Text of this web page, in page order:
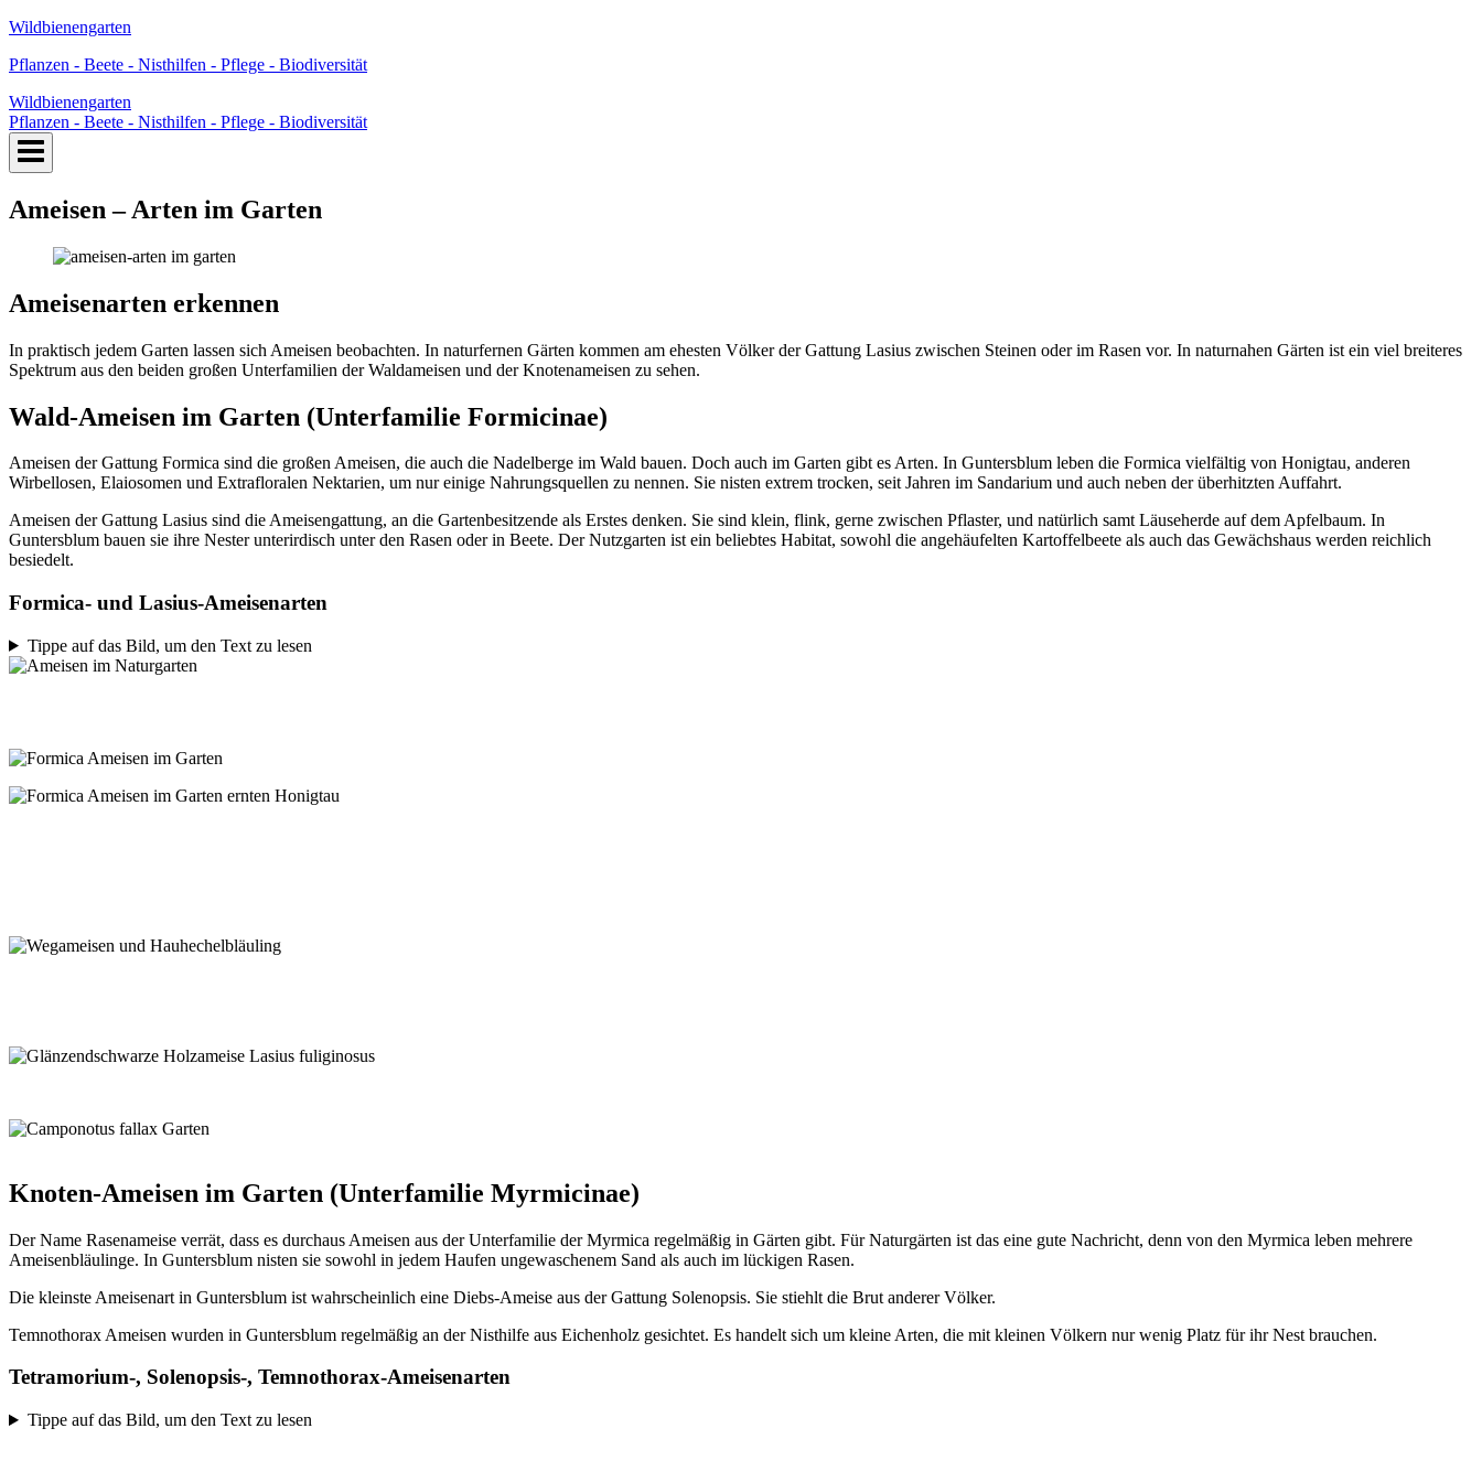
Zum
springen
Wildbienengarten
Pflanzen - Beete - Nisthilfen - Pflege - Biodiversität
Wildbienengarten
Pflanzen - Beete - Nisthilfen - Pflege - Biodiversität
Ameisen – Arten im Garten
Ameisenarten erkennen
In praktisch jedem Garten lassen sich Ameisen beobachten. In naturfernen Gärten kommen am ehesten Völker der Gattung Lasius zwischen Steinen oder im Rasen vor. In naturnahen Gärten ist ein viel breiteres
Spektrum aus den beiden großen Unterfamilien der Waldameisen und der Knotenameisen zu sehen.
Wald-Ameisen im Garten (Unterfamilie Formicinae)
Ameisen der Gattung Formica sind die großen Ameisen, die auch die Nadelberge im Wald bauen. Doch auch im Garten gibt es Arten. In Guntersblum leben die Formica vielfältig von Honigtau, anderen
Wirbellosen, Elaiosomen und Extrafloralen Nektarien, um nur einige Nahrungsquellen zu nennen. Sie nisten extrem trocken, seit Jahren im Sandarium und auch neben der überhitzten Auffahrt.
Ameisen der Gattung Lasius sind die Ameisengattung, an die Gartenbesitzende als Erstes denken. Sie sind klein, flink, gerne zwischen Pflaster, und natürlich samt Läuseherde auf dem Apfelbaum. In
Guntersblum bauen sie ihre Nester unterirdisch unter den Rasen oder in Beete. Der Nutzgarten ist ein beliebtes Habitat, sowohl die angehäufelten Kartoffelbeete als auch das Gewächshaus werden reichlich
besiedelt.
Formica- und Lasius-Ameisenarten
Tippe auf das Bild, um den Text zu lesen
Knoten-Ameisen im Garten (Unterfamilie Myrmicinae)
Der Name Rasenameise verrät, dass es durchaus Ameisen aus der Unterfamilie der Myrmica regelmäßig in Gärten gibt. Für Naturgärten ist das eine gute Nachricht, denn von den Myrmica leben mehrere
Ameisenbläulinge. In Guntersblum nisten sie sowohl in jedem Haufen ungewaschenem Sand als auch im lückigen Rasen.
Die kleinste Ameisenart in Guntersblum ist wahrscheinlich eine Diebs-Ameise aus der Gattung Solenopsis. Sie stiehlt die Brut anderer Völker.
Temnothorax Ameisen wurden in Guntersblum regelmäßig an der Nisthilfe aus Eichenholz gesichtet. Es handelt sich um kleine Arten, die mit kleinen Völkern nur wenig Platz für ihr Nest brauchen.
Tetramorium-, Solenopsis-, Temnothorax-Ameisenarten
Tippe auf das Bild, um den Text zu lesen